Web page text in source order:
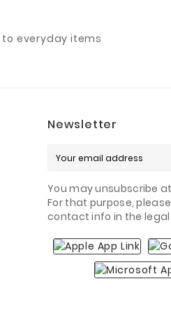
everyday items
Newsletter
You may unsubscribe
For that purpose,
contact info in the